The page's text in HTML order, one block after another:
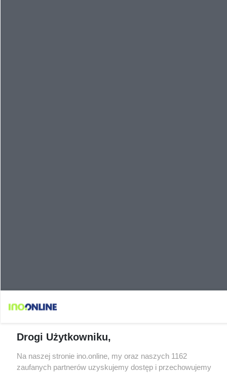
Drogi Użytkowniku,
Na naszej stronie ino.online, my oraz naszych 1162
zaufanych partnerów uzyskujemy dostęp i przechowujemy